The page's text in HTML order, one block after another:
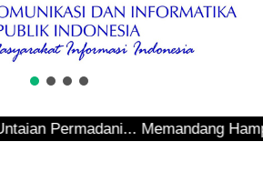
Permadani... Memandang